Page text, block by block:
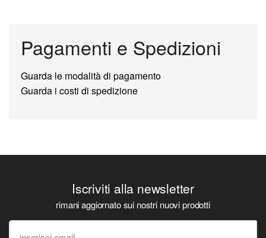
Pagamenti e Spedizioni
Guarda le modalità di pagamento
Guarda i costi di spedizione
Iscriviti alla newsletter
rimani aggiornato sui nostri nuovi prodotti